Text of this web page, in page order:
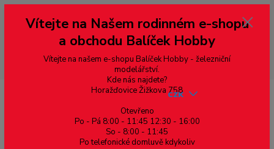
--- pro zákazníky ze Slovenska a jiných zemí, pokud chcete platit v eurech
přepněte si e-shop na euro 💶 pro přepočet měny - pravý horní roh ---
dobírky – pokud si z nějakého důvodu zásilku nevyzvednete, bude po
domluvě zaslána znovu s opětovnou platbou za poštovné, v opačném
případě bude zrušena a účet přidán na blacklist a rušeny následující
objednávky.
CZK
Vítejte na Našem rodinném e-shopu
a obchodu Balíček Hobby
Vítejte na našem e-shopu Balíček Hobby - železniční
modelářství.
Kde nás najdete?
Horažďovice Žižkova 758
Otevřeno
Po - Pá 8:00 - 11:45 12:30 - 16:00
So - 8:00 - 11:45
Po telefonické domluvě kdykoliv